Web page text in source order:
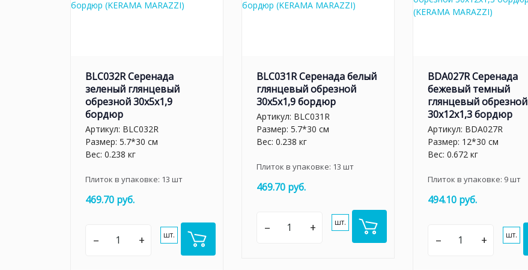
BLC032R Серенада
зеленый глянцевый
обрезной 30x5x1,9
бордюр
Артикул: BLC032R
Размер: 5.7*30 см
Вес: 0.238 кг
Плиток в упаковке: 13 шт
469.70 руб.
– + шт.
BLC031R Серенада белый
глянцевый обрезной
30x5x1,9 бордюр
Артикул: BLC031R
Размер: 5.7*30 см
Вес: 0.238 кг
Плиток в упаковке: 13 шт
469.70 руб.
– + шт.
BDA027R Серенада
бежевый темный
глянцевый обрезной
30x12x1,3 бордюр
Артикул: BDA027R
Размер: 12*30 см
Вес: 0.672 кг
Плиток в упаковке: 9шт
494.10 руб.
– + шт.